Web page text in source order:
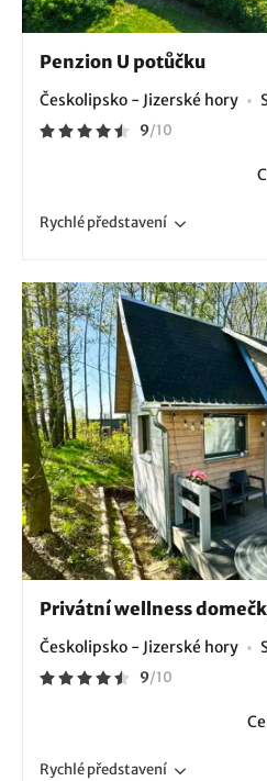
Penzion U potůčku
Českolipsko - Jizerské hory
9/10
Rychlépředstavení
Privátní wellness
Českolipsko - Jizerské hory
9/10
Rychlépředstavení